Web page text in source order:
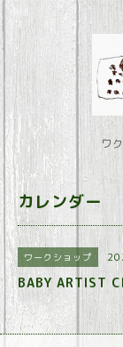
ワ
カレンダー
ワークショップ
BABY ARTIST